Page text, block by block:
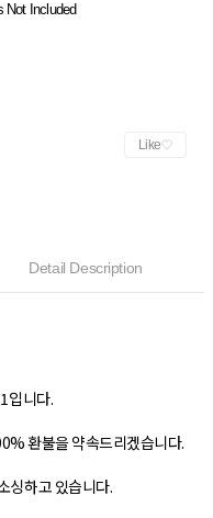
Not Included
Like
Detail Description
입니다.
환불을 약속드리겠습니다.
싱하고 있습니다.